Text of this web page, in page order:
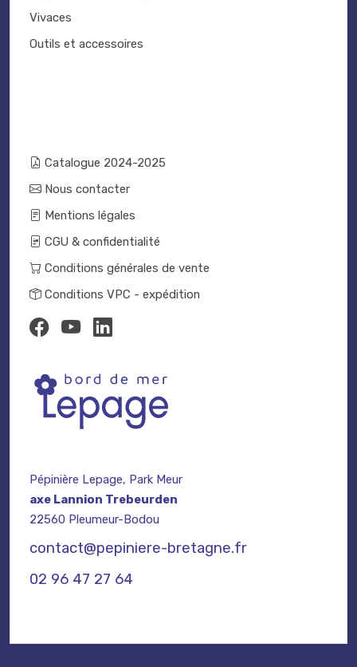
Vivaces
Outils et accessoires
Catalogue 2024-2025
Nous contacter
Mentions légales
CGU & confidentialité
Conditions générales de vente
Conditions VPC - expédition
Pépinière Lepage, Park Meur
axe Lannion Trebeurden
22560 Pleumeur-Bodou
contact@pepiniere-bretagne.fr
02 96 47 27 64